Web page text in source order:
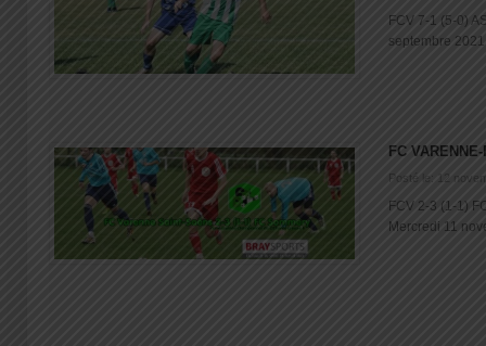
FCV 7-1 (5-0)
septembre
FC
Posté le: 12
FCV 2-3 (1-1)
Mercredi 11